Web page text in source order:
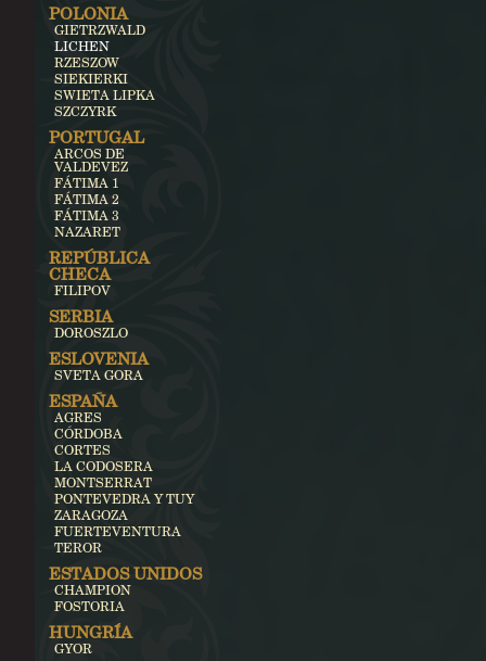
POLONIA
GIETRZWALD
LICHEN
RZESZOW
SIEKIERKI
SWIETA LIPKA
SZCZYRK
PORTUGAL
ARCOS DE
VALDEVEZ
FÁTIMA 1
FÁTIMA 2
FÁTIMA 3
NAZARET
REPÚBLICA
CHECA
FILIPOV
SERBIA
DOROSZLO
ESLOVENIA
SVETA GORA
ESPAÑA
AGRES
CÓRDOBA
CORTES
LA CODOSERA
MONTSERRAT
PONTEVEDRA Y TUY
ZARAGOZA
FUERTEVENTURA
TEROR
ESTADOS UNIDOS
CHAMPION
FOSTORIA
HUNGRÍA
GYOR